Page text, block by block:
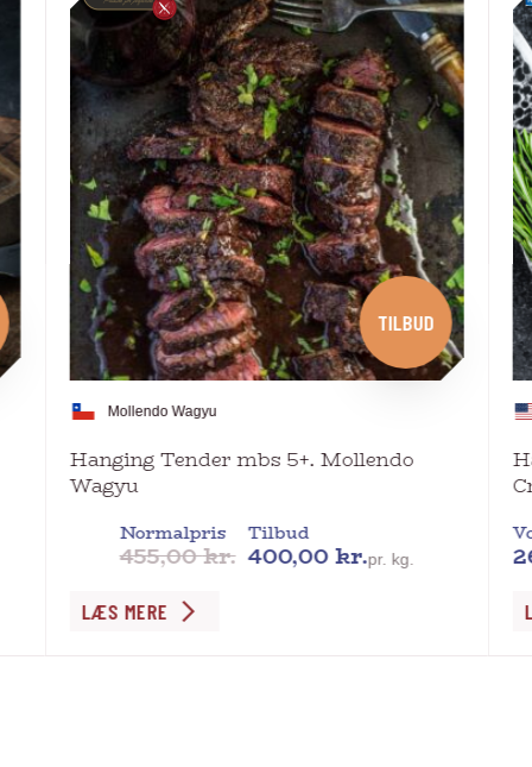
TILBUD
Mollendo Wagyu
Hanging Tender mbs 5+. Mollendo
Wagyu
Normalpris
455,00kr.
Tilbud
400,00kr.pr. kg.
Dette
LÆS MERE